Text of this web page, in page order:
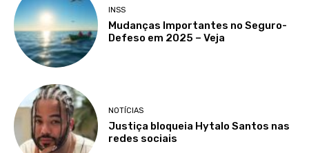
INSS
Mudanças Importantes no Seguro-
Defeso em 2025 – Veja
NOTÍCIAS
Justiça bloqueia Hytalo Santos nas
redes sociais